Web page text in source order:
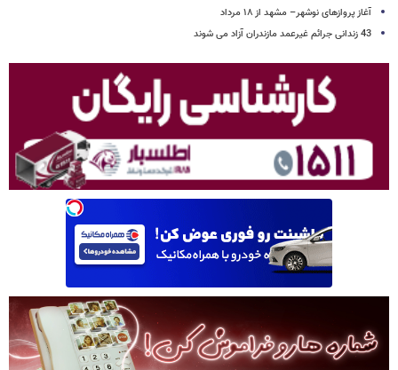
آغاز پروازهای نوشهر– مشهد از ۱۸ مرداد
43 زندانی جرائم غیرعمد مازندران آزاد می شوند